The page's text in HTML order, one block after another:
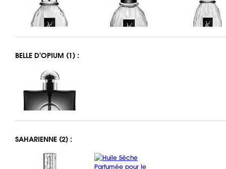
BELLE D'OPIUM (1) :
SAHARIENNE (2) :